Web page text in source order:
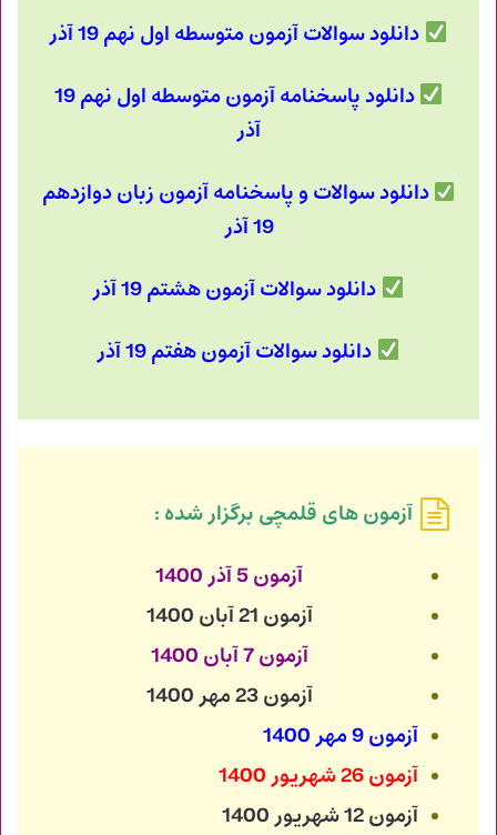
دانلود سوالات آزمون متوسطه اول نهم 19 آذر
دانلود پاسخنامه آزمون متوسطه اول نهم 19
آذر
دانلود سوالات و پاسخنامه آزمون زبان دوازدهم
19 آذر
دانلود سوالات آزمون هشتم 19 آذر
دانلود سوالات آزمون هفتم 19 آذر
آزمون های قلمچی برگزار شده :
آزمون 5 آذر 1400
آزمون 21 آبان 1400
آزمون 7 آبان 1400
آزمون 23 مهر 1400
آزمون 9 مهر 1400
آزمون 26 شهریور 1400
آزمون 12 شهریور 1400